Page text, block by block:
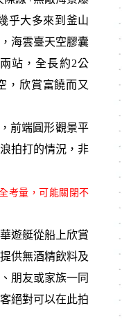
乎大多來到釜山
海雲臺天空膠囊
站，全長約2公
，欣賞富饒而又
前端圓形觀景平
拍打的情況，非
考量，可能關閉不
遊艇從船上欣賞
供無酒精飲料及
朋友或家族一同
絕對可以在此拍